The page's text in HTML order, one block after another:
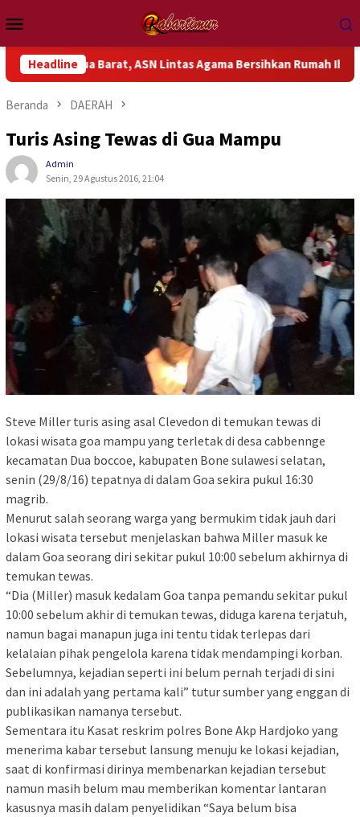
ke
kontenMobile
Headline
Papua Barat, ASN Lintas Agama Bersihkan Rumah Ibadah
Beranda DAERAH
Turis Asing Tewas di Gua Mampu
Admin
Senin, 29 Agustus 2016, 21:04
Steve Miller turis asing asal Clevedon di temukan tewas di
lokasi wisata goa mampu yang terletak di desa cabbennge
kecamatan Dua boccoe, kabupaten Bone sulawesi selatan,
senin (29/8/16) tepatnya di dalam Goa sekira pukul 16:30
magrib.
Menurut salah seorang warga yang bermukim tidak jauh dari
lokasi wisata tersebut menjelaskan bahwa Miller masuk ke
dalam Goa seorang diri sekitar pukul 10:00 sebelum akhirnya di
temukan tewas.
“Dia (Miller) masuk kedalam Goa tanpa pemandu sekitar pukul
10:00 sebelum akhir di temukan tewas, diduga karena terjatuh,
namun bagai manapun juga ini tentu tidak terlepas dari
kelalaian pihak pengelola karena tidak mendampingi korban.
Sebelumnya, kejadian seperti ini belum pernah terjadi di sini
dan ini adalah yang pertama kali” tutur sumber yang enggan di
publikasikan namanya tersebut.
Sementara itu Kasat reskrim polres Bone Akp Hardjoko yang
menerima kabar tersebut lansung menuju ke lokasi kejadian,
saat di konfirmasi dirinya membenarkan kejadian tersebut
namun masih belum mau memberikan komentar lantaran
kasusnya masih dalam penyelidikan “Saya belum bisa